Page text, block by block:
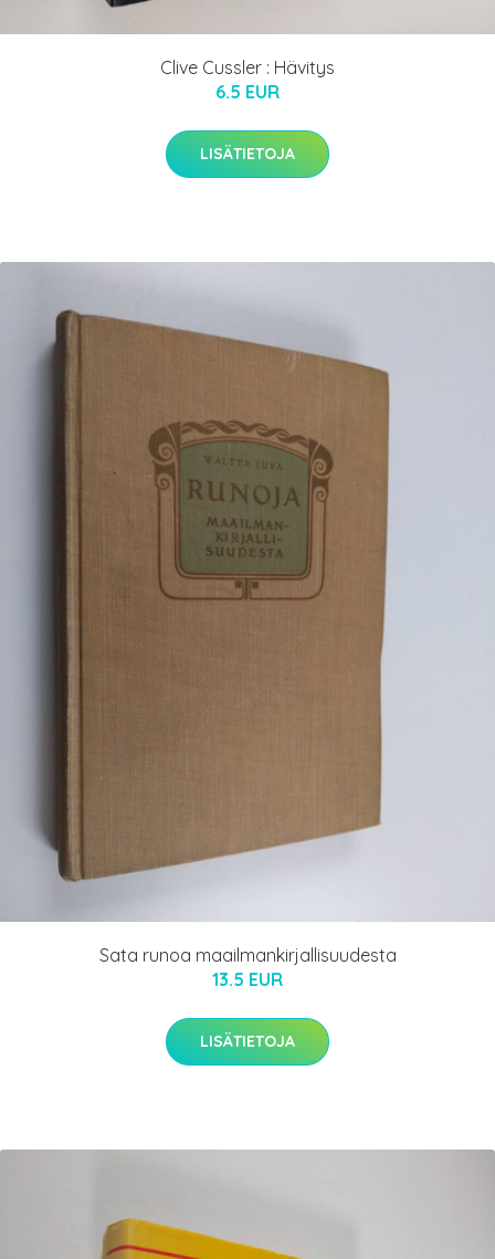
Clive Cussler : Hävitys
6.5 EUR
LISÄTIETOJA
Sata runoa maailmankirjallisuudesta
13.5 EUR
LISÄTIETOJA